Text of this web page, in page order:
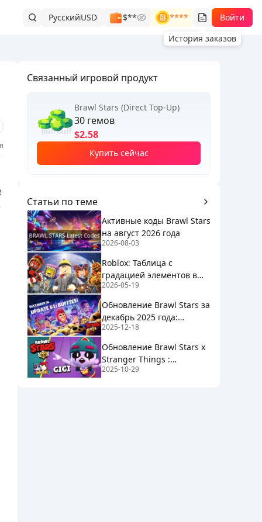
РусскийUSD $**
****
История заказов
Войти
Связанный игровой продукт
Brawl Stars (Direct Top-Up)
30 гемов
$2.58
Купить сейчас
Статьи по теме
Активные коды Brawl Stars
на август 2026 года
2026-08-03
Roblox: Таблица с
градацией элементов в
"Элементальных
подземельях" - лучшие (и
худшие) элементы.
2026-05-19
Обновление Brawl Stars за
декабрь 2025 года:
Заметки к патчу. Новые
бойцы, усиления и многое
другое
2025-12-18
Обновление Brawl Stars x
Stranger Things :
Технические работы,
2025-10-29